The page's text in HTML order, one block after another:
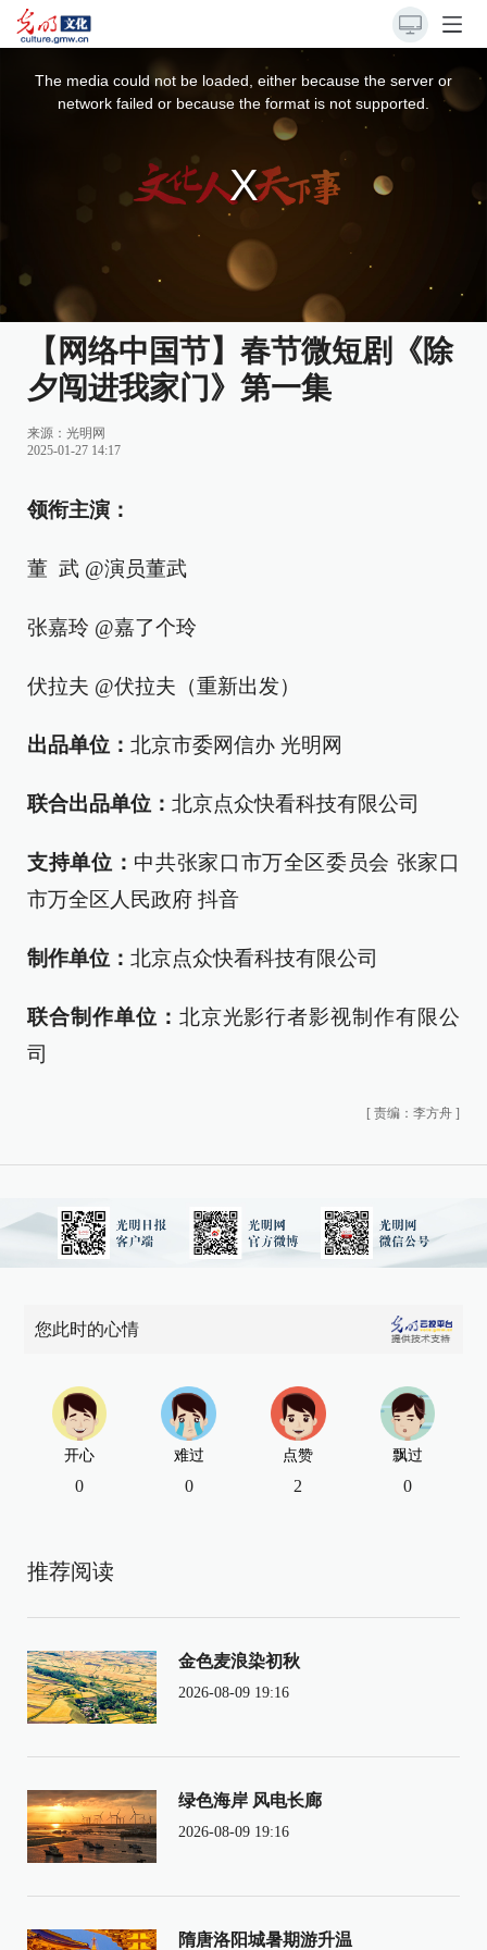
The media could not be loaded, either because the server or
network failed or because the format is not supported.
【网络中国节】春节微短剧《除
夕闯进我家门》第一集
来源： 光明网
2025-01-27 14:17
领衔主演：
董 武 @演员董武
张嘉玲 @嘉了个玲
伏拉夫 @伏拉夫（重新出发）
出品单位： 北京市委网信办 光明网
联合出品单位： 北京点众快看科技有限公司
支持单位： 中共张家口市万全区委员会 张家口
市万全区人民政府 抖音
制作单位： 北京点众快看科技有限公司
联合制作单位： 北京光影行者影视制作有限公
司
[ 责编：李方舟 ]
您此时的心情
开心
0
难过
0
点赞
2
飘过
0
推荐阅读
金色麦浪染初秋
2026-08-09 19:16
绿色海岸 风电长廊
2026-08-09 19:16
隋唐洛阳城暑期游升温